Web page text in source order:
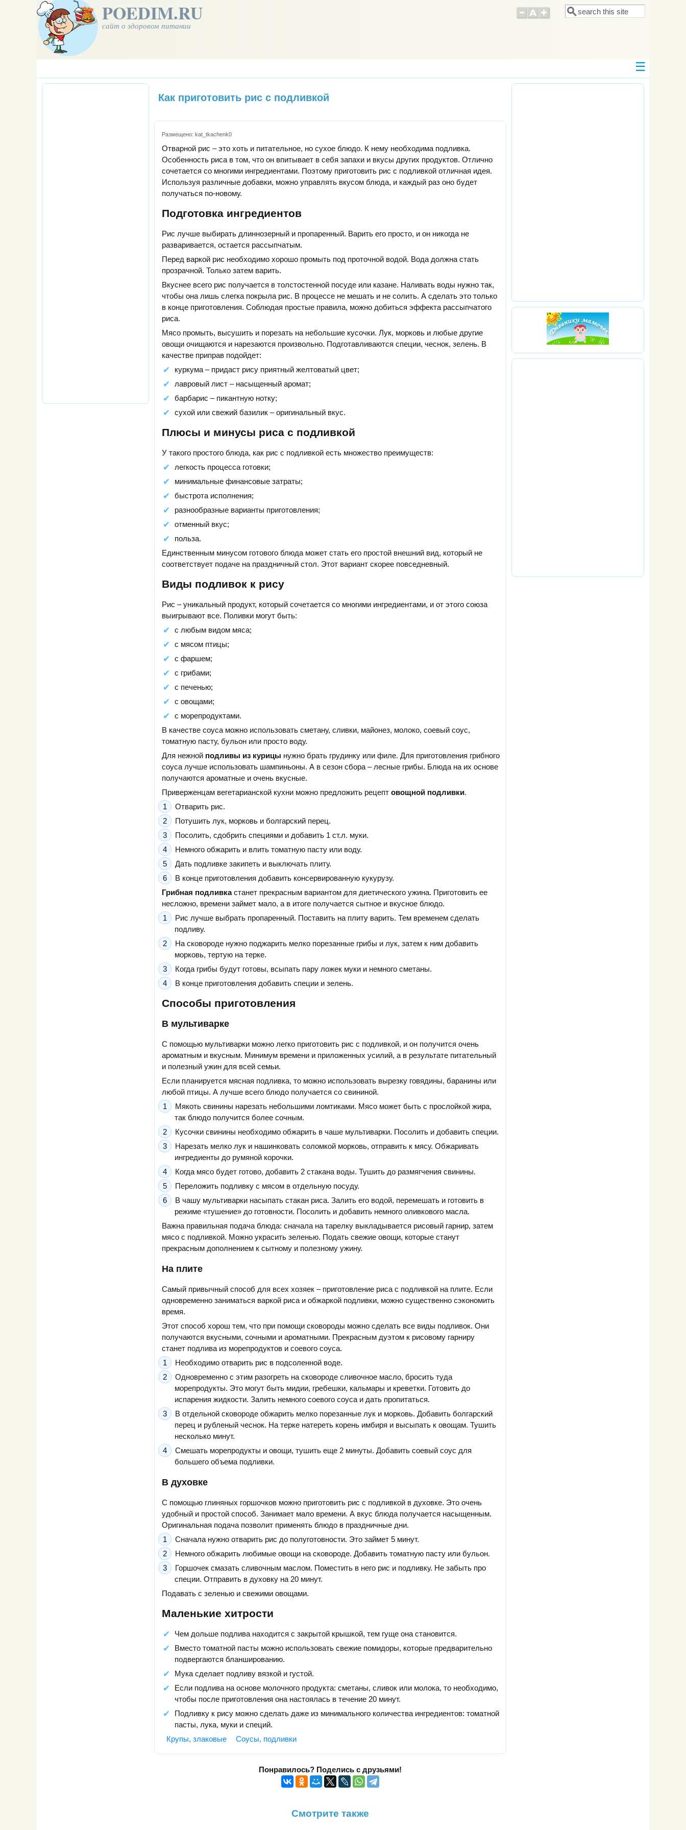
POEDIM.RU
сайт о здоровом питании
Форма поиска
Поиск
Как приготовить рис с подливкой
Размещено: kat_tkachenk0
Отварной рис – это хоть и питательное, но сухое блюдо. К нему необходима подливка.
Особенность риса в том, что он впитывает в себя запахи и вкусы других продуктов. Отлично
сочетается со многими ингредиентами. Поэтому приготовить рис с подливкой отличная идея.
Используя различные добавки, можно управлять вкусом блюда, и каждый раз оно будет
получаться по-новому.
Подготовка ингредиентов
Рис лучше выбирать длиннозерный и пропаренный. Варить его просто, и он никогда не
разваривается, остается рассыпчатым.
Перед варкой рис необходимо хорошо промыть под проточной водой. Вода должна стать
прозрачной. Только затем варить.
Вкуснее всего рис получается в толстостенной посуде или казане. Наливать воды нужно так,
чтобы она лишь слегка покрыла рис. В процессе не мешать и не солить. А сделать это только
в конце приготовления. Соблюдая простые правила, можно добиться эффекта рассыпчатого
риса.
Мясо промыть, высушить и порезать на небольшие кусочки. Лук, морковь и любые другие
овощи очищаются и нарезаются произвольно. Подготавливаются специи, чеснок, зелень. В
качестве приправ подойдет:
куркума – придаст рису приятный желтоватый цвет;
лавровый лист – насыщенный аромат;
барбарис – пикантную нотку;
сухой или свежий базилик – оригинальный вкус.
Плюсы и минусы риса с подливкой
У такого простого блюда, как рис с подливкой есть множество преимуществ:
легкость процесса готовки;
минимальные финансовые затраты;
быстрота исполнения;
разнообразные варианты приготовления;
отменный вкус;
польза.
Единственным минусом готового блюда может стать его простой внешний вид, который не
соответствует подаче на праздничный стол. Этот вариант скорее повседневный.
Виды подливок к рису
Рис – уникальный продукт, который сочетается со многими ингредиентами, и от этого союза
выигрывают все. Поливки могут быть:
с любым видом мяса;
с мясом птицы;
с фаршем;
с грибами;
с печенью;
с овощами;
с морепродуктами.
В качестве соуса можно использовать сметану, сливки, майонез, молоко, соевый соус,
томатную пасту, бульон или просто воду.
Для нежной подливы из курицы нужно брать грудинку или филе. Для приготовления грибного
соуса лучше использовать шампиньоны. А в сезон сбора – лесные грибы. Блюда на их основе
получаются ароматные и очень вкусные.
Приверженцам вегетарианской кухни можно предложить рецепт овощной подливки.
Отварить рис.
Потушить лук, морковь и болгарский перец.
Посолить, сдобрить специями и добавить 1 ст.л. муки.
Немного обжарить и влить томатную пасту или воду.
Дать подливке закипеть и выключать плиту.
В конце приготовления добавить консервированную кукурузу.
Грибная подливкастанет прекрасным вариантом для диетического ужина. Приготовить ее
несложно, времени займет мало, а в итоге получается сытное и вкусное блюдо.
Рис лучше выбрать пропаренный. Поставить на плиту варить. Тем временем сделать
подливу.
На сковороде нужно поджарить мелко порезанные грибы и лук, затем к ним добавить
морковь, тертую на терке.
Когда грибы будут готовы, всыпать пару ложек муки и немного сметаны.
В конце приготовления добавить специи и зелень.
Способы приготовления
В мультиварке
С помощью мультиварки можно легко приготовить рис с подливкой, и он получится очень
ароматным и вкусным. Минимум времени и приложенных усилий, а в результате питательный
и полезный ужин для всей семьи.
Если планируется мясная подливка, то можно использовать вырезку говядины, баранины или
любой птицы. А лучше всего блюдо получается со свининой.
Мякоть свинины нарезать небольшими ломтиками. Мясо может быть с прослойкой жира,
так блюдо получится более сочным.
Кусочки свинины необходимо обжарить в чаше мультиварки. Посолить и добавить специи.
Нарезать мелко лук и нашинковать соломкой морковь, отправить к мясу. Обжаривать
ингредиенты до румяной корочки.
Когда мясо будет готово, добавить 2 стакана воды. Тушить до размягчения свинины.
Переложить подливку с мясом в отдельную посуду.
В чашу мультиварки насыпать стакан риса. Залить его водой, перемешать и готовить в
режиме «тушение» до готовности. Посолить и добавить немного оливкового масла.
Важна правильная подача блюда: сначала на тарелку выкладывается рисовый гарнир, затем
мясо с подливкой. Можно украсить зеленью. Подать свежие овощи, которые станут
прекрасным дополнением к сытному и полезному ужину.
На плите
Самый привычный способ для всех хозяек – приготовление риса с подливкой на плите. Если
одновременно заниматься варкой риса и обжаркой подливки, можно существенно сэкономить
время.
Этот способ хорош тем, что при помощи сковороды можно сделать все виды подливок. Они
получаются вкусными, сочными и ароматными. Прекрасным дуэтом к рисовому гарниру
станет подлива из морепродуктов и соевого соуса.
Необходимо отварить рис в подсоленной воде.
Одновременно с этим разогреть на сковороде сливочное масло, бросить туда
морепродукты. Это могут быть мидии, гребешки, кальмары и креветки. Готовить до
испарения жидкости. Залить немного соевого соуса и дать пропитаться.
В отдельной сковороде обжарить мелко порезанные лук и морковь. Добавить болгарский
перец и рубленый чеснок. На терке натереть корень имбиря и высыпать к овощам. Тушить
несколько минут.
Смешать морепродукты и овощи, тушить еще 2 минуты. Добавить соевый соус для
большего объема подливки.
В духовке
С помощью глиняных горшочков можно приготовить рис с подливкой в духовке. Это очень
удобный и простой способ. Занимает мало времени. А вкус блюда получается насыщенным.
Оригинальная подача позволит применять блюдо в праздничные дни.
Сначала нужно отварить рис до полуготовности. Это займет 5 минут.
Немного обжарить любимые овощи на сковороде. Добавить томатную пасту или бульон.
Горшочек смазать сливочным маслом. Поместить в него рис и подливку. Не забыть про
специи. Отправить в духовку на 20 минут.
Подавать с зеленью и свежими овощами.
Маленькие хитрости
Чем дольше подлива находится с закрытой крышкой, тем гуще она становится.
Вместо томатной пасты можно использовать свежие помидоры, которые предварительно
подвергаются бланшированию.
Мука сделает подливу вязкой и густой.
Если подлива на основе молочного продукта: сметаны, сливок или молока, то необходимо,
чтобы после приготовления она настоялась в течение 20 минут.
Подливку к рису можно сделать даже из минимального количества ингредиентов: томатной
пасты, лука, муки и специй.
Крупы, злаковые
Соусы, подливки
Понравилось? Поделись с друзьями!
Смотрите также